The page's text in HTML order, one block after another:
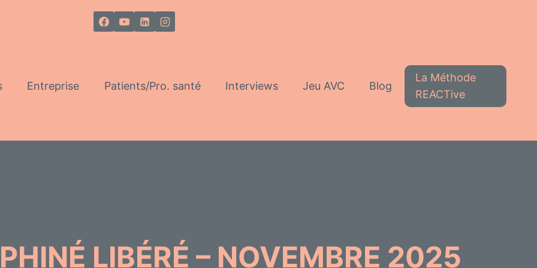
Entreprise Patients/Pro. santé Interviews Jeu AVC Blog
La Méthode
REACTive
LIBÉRÉ – NOVEMBRE 2025